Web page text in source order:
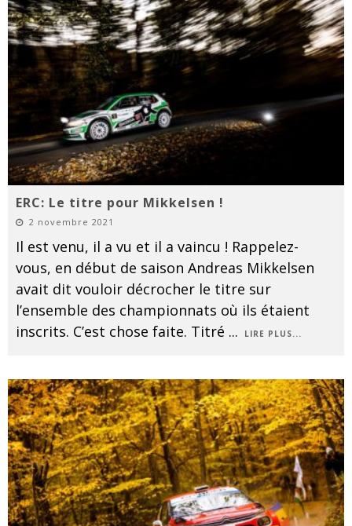
ERC: Le titre pour Mikkelsen !
2 novembre 2021
Il est venu, il a vu et il a vaincu ! Rappelez-
vous, en début de saison Andreas Mikkelsen
avait dit vouloir décrocher le titre sur
l’ensemble des championnats où ils étaient
inscrits. C’est chose faite. Titré ... LIRE PLUS...